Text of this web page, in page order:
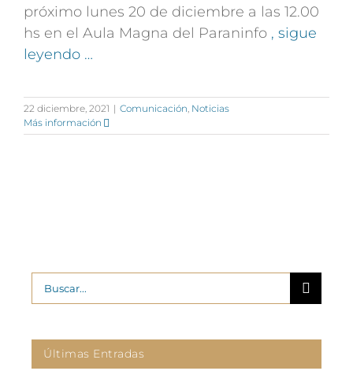
próximo lunes 20 de diciembre a las 12.00
hs en el Aula Magna del Paraninfo , sigue
leyendo …
22 diciembre, 2021 | Comunicación, Noticias
Más información
Buscar:
Últimas Entradas